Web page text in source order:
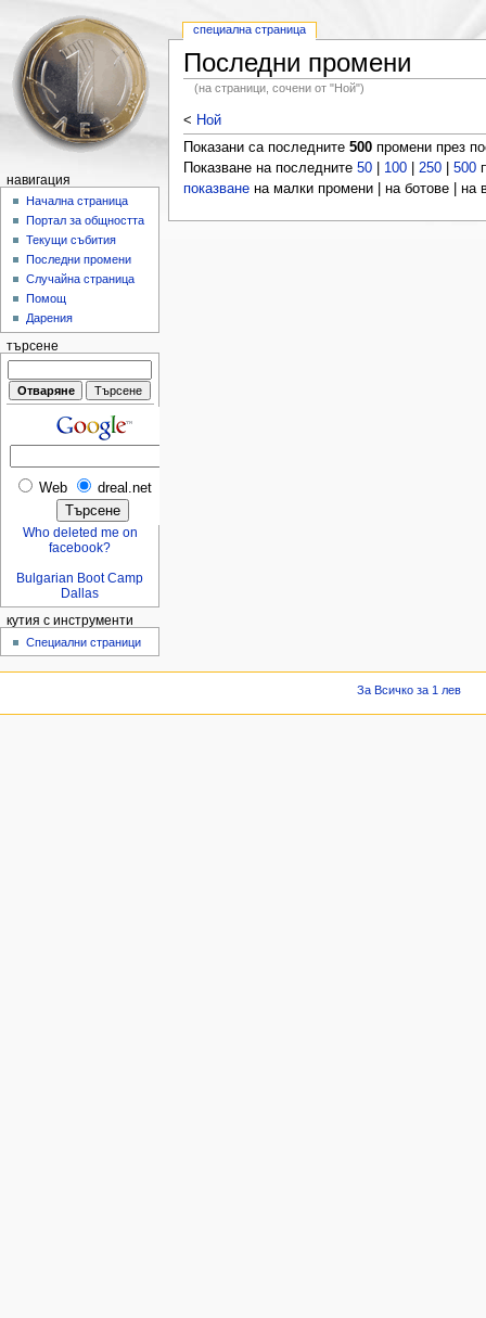
Последни промени
(на страници, сочени от "Ной")
< Ной
Показани са последните 500промени през
Показване на последните 50| 100| 250| 500
показванена малки промени | на ботове | на
специална страница
навигация
Начална страница
Портал за общността
Текущи събития
Последни промени
Случайна страница
Помощ
Дарения
търсене
Web dreal.net
Who deleted me on
facebook?
Bulgarian Boot Camp
Dallas
кутия с инструменти
Специални страници
За Всичко за 1 лев